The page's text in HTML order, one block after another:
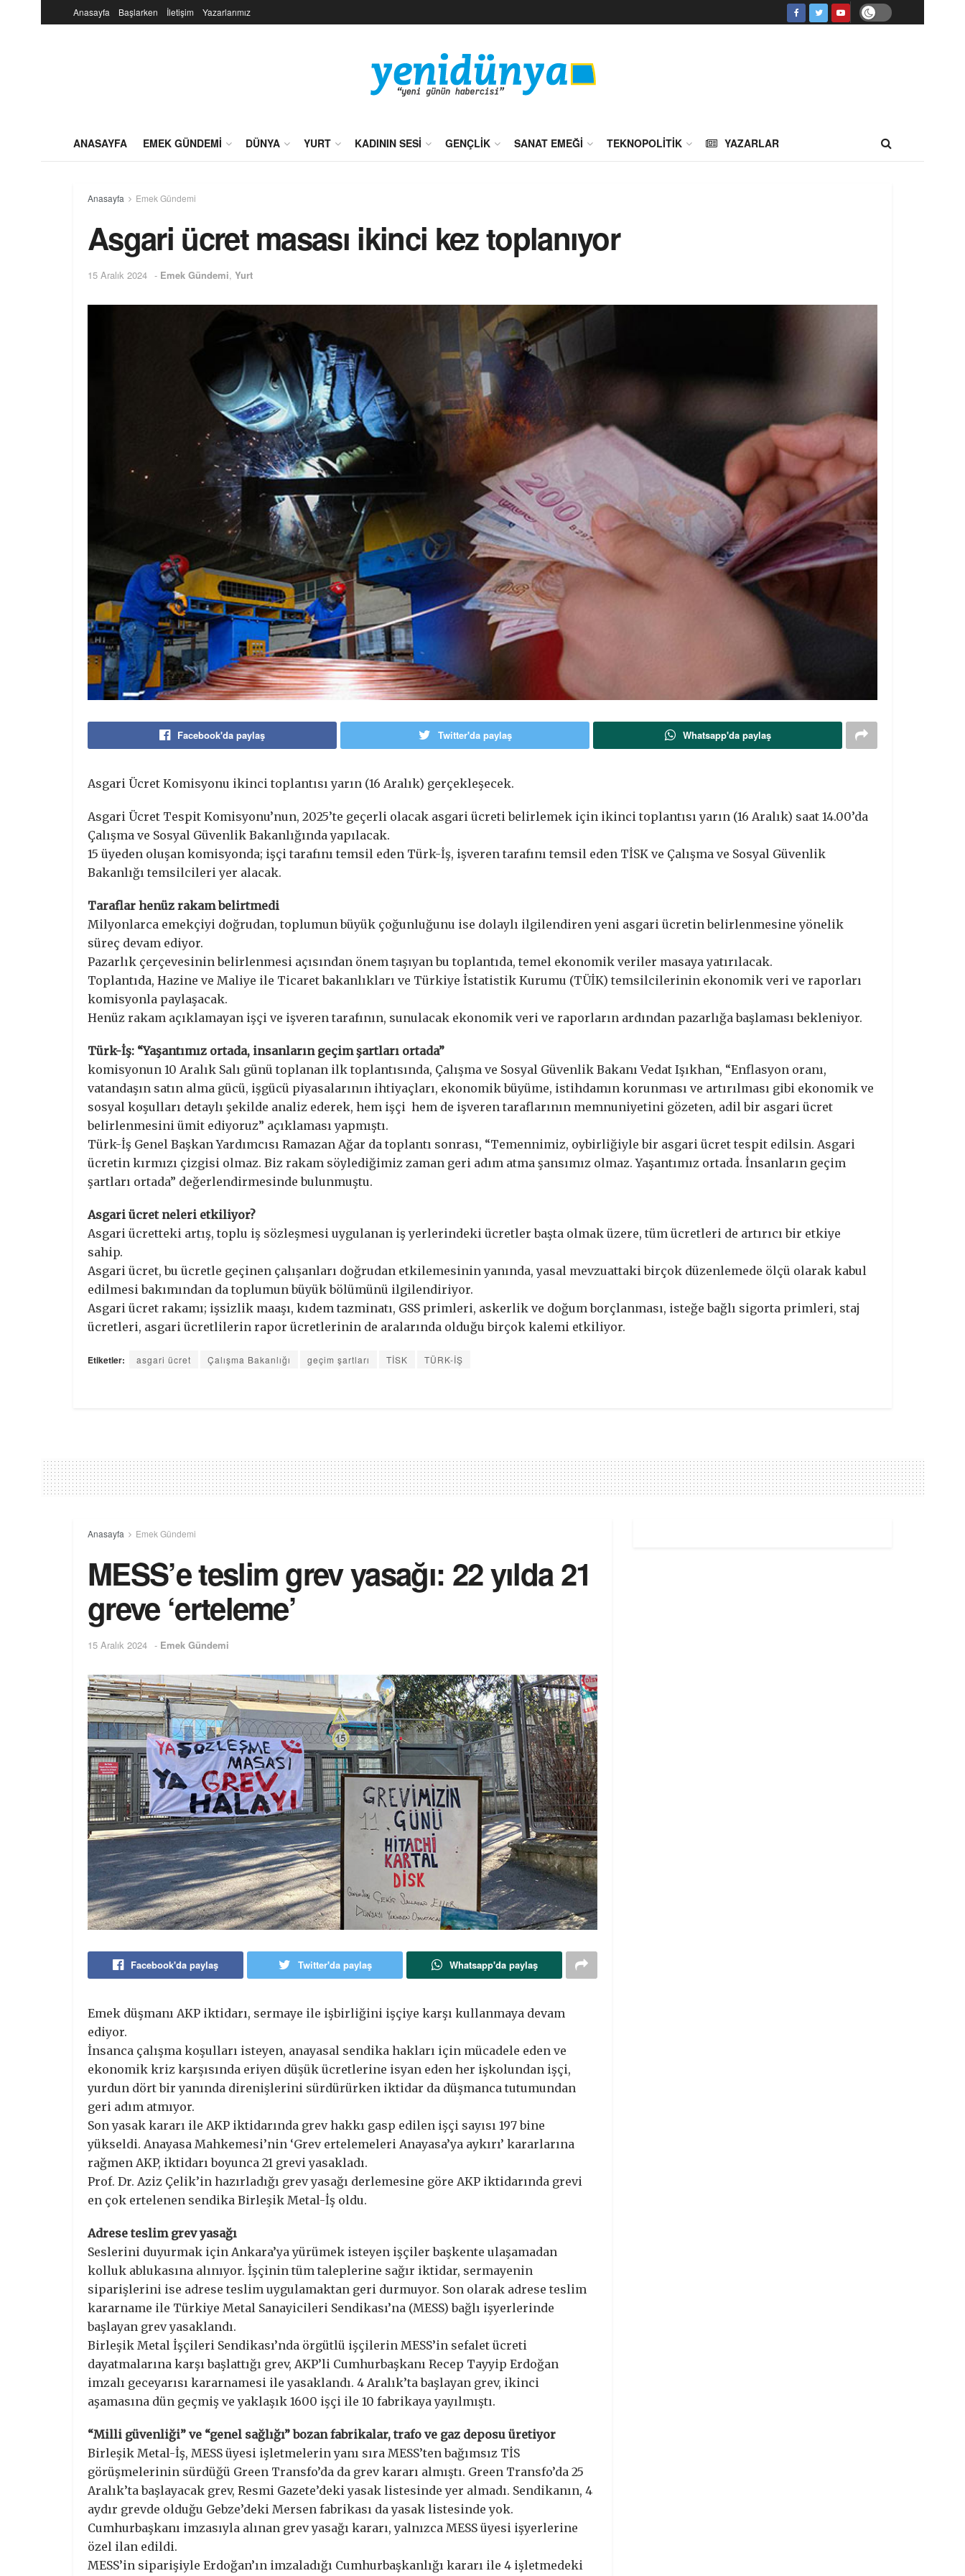
Anasayfa Başlarken İletişim Yazarlarımız
ANASAYFA EMEK GÜNDEMI DÜNYA YURT KADININ SESI GENÇLIK SANAT EMEĞI TEKNOPOLITIK YAZARLAR
Anasayfa Emek Gündemi
Asgari ücret masası ikinci kez toplanıyor
15 Aralık 2024 - Emek Gündemi, Yurt
Facebook'da paylaş Twitter'da paylaş Whatsapp'da paylaş
Asgari Ücret Komisyonu ikinci toplantısı yarın (16 Aralık) gerçekleşecek.
Asgari Ücret Tespit Komisyonu’nun, 2025’te geçerli olacak asgari ücreti belirlemek için ikinci toplantısı yarın (16 Aralık) saat 14.00’da
Çalışma ve Sosyal Güvenlik Bakanlığında yapılacak.
15 üyeden oluşan komisyonda; işçi tarafını temsil eden Türk-İş, işveren tarafını temsil eden TİSK ve Çalışma ve Sosyal Güvenlik
Bakanlığı temsilcileri yer alacak.
Taraflar henüz rakam belirtmedi
Milyonlarca emekçiyi doğrudan, toplumun büyük çoğunluğunu ise dolaylı ilgilendiren yeni asgari ücretin belirlenmesine yönelik
süreç devam ediyor.
Pazarlık çerçevesinin belirlenmesi açısından önem taşıyan bu toplantıda, temel ekonomik veriler masaya yatırılacak.
Toplantıda, Hazine ve Maliye ile Ticaret bakanlıkları ve Türkiye İstatistik Kurumu (TÜİK) temsilcilerinin ekonomik veri ve raporları
komisyonla paylaşacak.
Henüz rakam açıklamayan işçi ve işveren tarafının, sunulacak ekonomik veri ve raporların ardından pazarlığa başlaması bekleniyor.
Türk-İş: “Yaşantımız ortada, insanların geçim şartları ortada”
komisyonun 10 Aralık Salı günü toplanan ilk toplantısında, Çalışma ve Sosyal Güvenlik Bakanı Vedat Işıkhan, “Enflasyon oranı,
vatandaşın satın alma gücü, işgücü piyasalarının ihtiyaçları, ekonomik büyüme, istihdamın korunması ve artırılması gibi ekonomik ve
sosyal koşulları detaylı şekilde analiz ederek, hem işçi hem de işveren taraflarının memnuniyetini gözeten, adil bir asgari ücret
belirlenmesini ümit ediyoruz” açıklaması yapmıştı.
Türk-İş Genel Başkan Yardımcısı Ramazan Ağar da toplantı sonrası, “Temennimiz, oybirliğiyle bir asgari ücret tespit edilsin. Asgari
ücretin kırmızı çizgisi olmaz. Biz rakam söylediğimiz zaman geri adım atma şansımız olmaz. Yaşantımız ortada. İnsanların geçim
şartları ortada” değerlendirmesinde bulunmuştu.
Asgari ücret neleri etkiliyor?
Asgari ücretteki artış, toplu iş sözleşmesi uygulanan iş yerlerindeki ücretler başta olmak üzere, tüm ücretleri de artırıcı bir etkiye
sahip.
Asgari ücret, bu ücretle geçinen çalışanları doğrudan etkilemesinin yanında, yasal mevzuattaki birçok düzenlemede ölçü olarak kabul
edilmesi bakımından da toplumun büyük bölümünü ilgilendiriyor.
Asgari ücret rakamı; işsizlik maaşı, kıdem tazminatı, GSS primleri, askerlik ve doğum borçlanması, isteğe bağlı sigorta primleri, staj
ücretleri, asgari ücretlilerin rapor ücretlerinin de aralarında olduğu birçok kalemi etkiliyor.
Etiketler: asgari ücret Çalışma Bakanlığı geçim şartları TİSK TÜRK-İŞ
Anasayfa Emek Gündemi
MESS’e teslim grev yasağı: 22 yılda 21
greve ‘erteleme’
15 Aralık 2024 - Emek Gündemi
Facebook'da paylaş Twitter'da paylaş Whatsapp'da paylaş
Emek düşmanı AKP iktidarı, sermaye ile işbirliğini işçiye karşı kullanmaya devam
ediyor.
İnsanca çalışma koşulları isteyen, anayasal sendika hakları için mücadele eden ve
ekonomik kriz karşısında eriyen düşük ücretlerine isyan eden her işkolundan işçi,
yurdun dört bir yanında direnişlerini sürdürürken iktidar da düşmanca tutumundan
geri adım atmıyor.
Son yasak kararı ile AKP iktidarında grev hakkı gasp edilen işçi sayısı 197 bine
yükseldi. Anayasa Mahkemesi’nin ‘Grev ertelemeleri Anayasa’ya aykırı’ kararlarına
rağmen AKP, iktidarı boyunca 21 grevi yasakladı.
Prof. Dr. Aziz Çelik’in hazırladığı grev yasağı derlemesine göre AKP iktidarında grevi
en çok ertelenen sendika Birleşik Metal-İş oldu.
Adrese teslim grev yasağı
Seslerini duyurmak için Ankara’ya yürümek isteyen işçiler başkente ulaşamadan
kolluk ablukasına alınıyor. İşçinin tüm taleplerine sağır iktidar, sermayenin
siparişlerini ise adrese teslim uygulamaktan geri durmuyor. Son olarak adrese teslim
kararname ile Türkiye Metal Sanayicileri Sendikası’na (MESS) bağlı işyerlerinde
başlayan grev yasaklandı.
Birleşik Metal İşçileri Sendikası’nda örgütlü işçilerin MESS’in sefalet ücreti
dayatmalarına karşı başlattığı grev, AKP’li Cumhurbaşkanı Recep Tayyip Erdoğan
imzalı geceyarısı kararnamesi ile yasaklandı. 4 Aralık’ta başlayan grev, ikinci
aşamasına dün geçmiş ve yaklaşık 1600 işçi ile 10 fabrikaya yayılmıştı.
“Milli güvenliği” ve “genel sağlığı” bozan fabrikalar, trafo ve gaz deposu üretiyor
Birleşik Metal-İş, MESS üyesi işletmelerin yanı sıra MESS’ten bağımsız TİS
görüşmelerinin sürdüğü Green Transfo’da da grev kararı almıştı. Green Transfo’da 25
Aralık’ta başlayacak grev, Resmi Gazete’deki yasak listesinde yer almadı. Sendikanın, 4
aydır grevde olduğu Gebze’deki Mersen fabrikası da yasak listesinde yok.
Cumhurbaşkanı imzasıyla alınan grev yasağı kararı, yalnızca MESS üyesi işyerlerine
özel ilan edildi.
MESS’in siparişiyle Erdoğan’ın imzaladığı Cumhurbaşkanlığı kararı ile 4 işletmedeki